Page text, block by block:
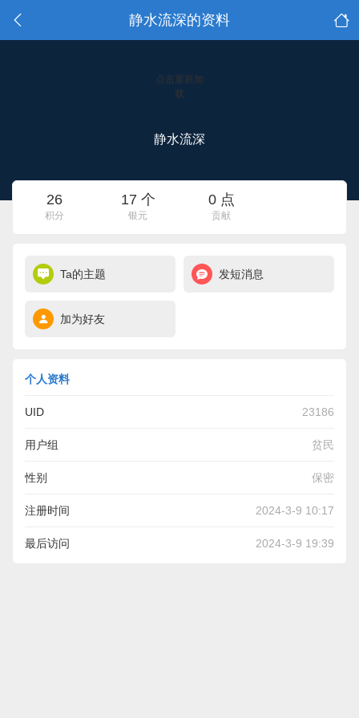
静水流深的资料
点击重新加
载
静水流深
26
积分
17 个
银元
0 点
贡献
Ta的主题 发短消息
加为好友
个人资料
UID 23186
用户组 贫民
性别 保密
注册时间 2024-3-9 10:17
最后访问 2024-3-9 19:39